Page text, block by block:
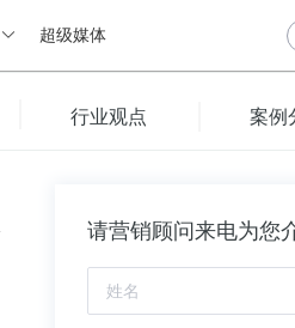
超级媒体
行业观点 案例
请营销顾问来电为您